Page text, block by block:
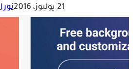
21 يوليوز، 2016